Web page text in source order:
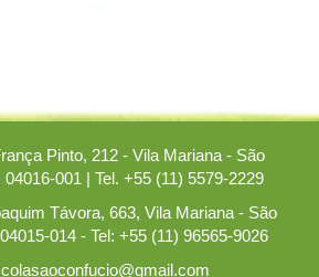
Pinto, 212 - Vila Mariana - São
001 | Tel. +55 (11) 5579-2229
Távora, 663, Vila Mariana - São
014 - Tel: +55 (11) 96565-9026